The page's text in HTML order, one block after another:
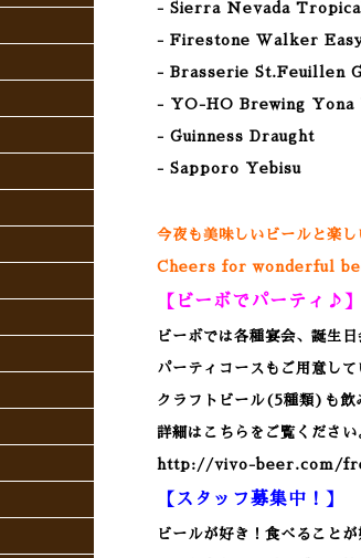
- Sierra Nevada
- Firestone Walker
- Brasserie St.Feuillen
- YO-HO Brewing
- Guinness Draught
- Sapporo Yebisu
今夜も美味しいビールと楽し
Cheers for wonderful
【ビーボでパーティ♪】
ビーボでは各種宴会、誕生
パーティコースもご用意して
クラフトビール(5種類)も飲
詳細はこちらをご覧ください
http://vivo-beer.com/
【スタッフ募集中！】
ビールが好き！食べること